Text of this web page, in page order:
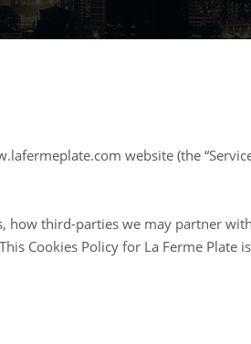
website (the
how third-parties we may partner
Cookies Policy for La Ferme Plate